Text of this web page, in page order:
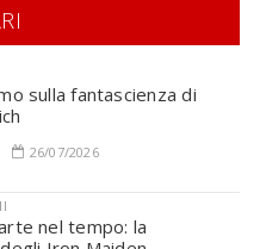
sulla fantascienza di
26/07/2026
nel tempo: la